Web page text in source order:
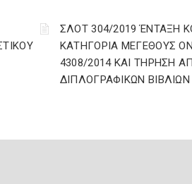
ΣΛΟΤ 304/2019 ΈΝΤΑΞΗ
ΚΑΤΗΓΟΡΙΑ ΜΕΓΕΘΟΥΣ
4308/2014 ΚΑΙ ΤΗΡΗΣΗ
ΔΙΠΛΟΓΡΑΦΙΚΩΝ ΒΙΒΛΙΩΝ